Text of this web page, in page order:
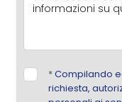
*Compilando
richiesta,